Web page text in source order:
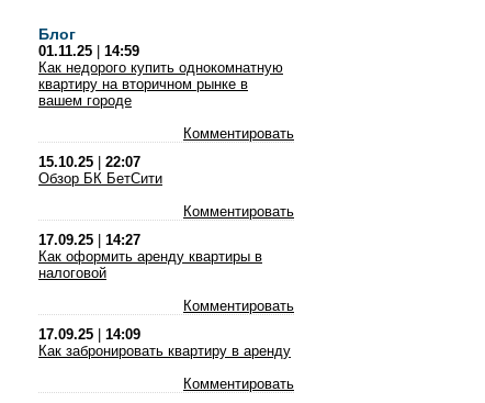
Блог
01.11.25
14:59
Как недорого купить однокомнатную
квартиру на вторичном рынке в
вашем городе
Комментировать
15.10.25
22:07
Обзор БК БетСити
Комментировать
17.09.25
14:27
Как оформить аренду квартиры в
налоговой
Комментировать
17.09.25
14:09
Как забронировать квартиру в аренду
Комментировать